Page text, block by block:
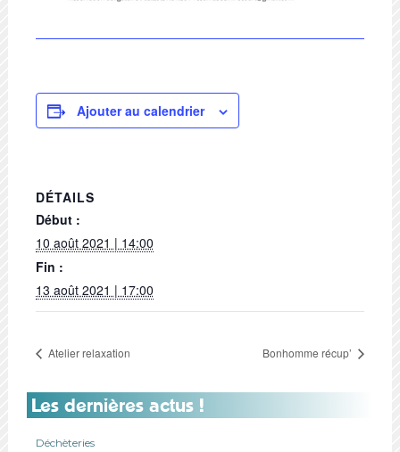
Ajouter au calendrier
DÉTAILS
Début :
10 août 2021 | 14:00
Fin :
13 août 2021 | 17:00
Atelier relaxation Bonhomme récup’
Les dernières actus !
Déchèteries